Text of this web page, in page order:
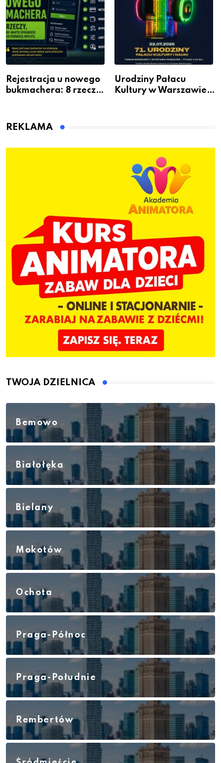
Rejestracja u nowego
bukmachera: 8 rzeczy,
Urodziny Pałacu
Kultury w Warszawie –
REKLAMA
TWOJA DZIELNICA
Bemowo
Białołęka
Bielany
Mokotów
Ochota
Praga-Północ
Praga-Południe
Rembertów